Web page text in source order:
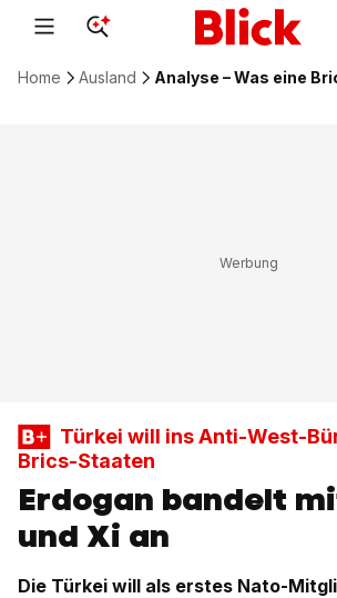
Home Ausland Analyse – Was eine
Türkei will ins Anti-West-
Brics-Staaten
Erdogan bandelt
und Xi an
Die Türkei will als erstes Nato-